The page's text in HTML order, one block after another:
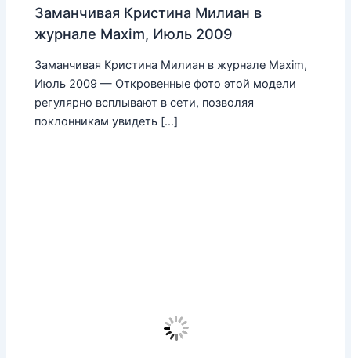
Заманчивая Кристина Милиан в
журнале Maxim, Июль 2009
Заманчивая Кристина Милиан в журнале Maxim,
Июль 2009 — Откровенные фото этой модели
регулярно всплывают в сети, позволяя
поклонникам увидеть […]